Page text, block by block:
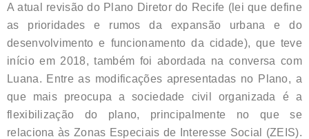
A atual revisão do Plano Diretor do Recife (lei que define
as prioridades e rumos da expansão urbana e do
desenvolvimento e funcionamento da cidade), que teve
início em 2018, também foi abordada na conversa com
Luana. Entre as modificações apresentadas no Plano, a
que mais preocupa a sociedade civil organizada é a
flexibilização do plano, principalmente no que se
relaciona às Zonas Especiais de Interesse Social (ZEIS).